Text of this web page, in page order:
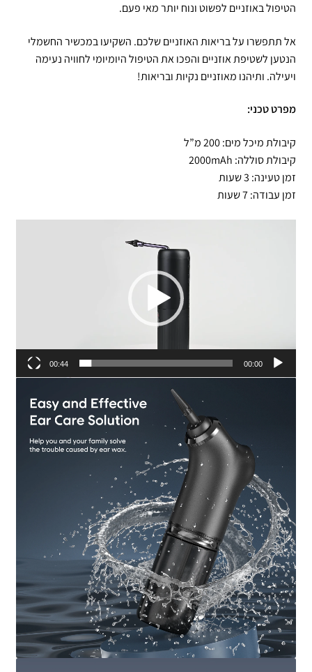
הטיפול באוזניים לפשוט ונוח יותר מאי פעם.
אל תתפשרו על בריאות האוזניים שלכם. השקיעו במכשיר החשמלי
הנטען לשטיפת אוזניים והפכו את הטיפול היומיומי לחוויה נעימה
ויעילה. ותיהנו מאוזניים נקיות ובריאות!
מפרט טכני:
קיבולת מיכל מים: 200 מ”ל
קיבולת סוללה: 2000mAh
זמן טעינה: 3 שעות
זמן עבודה: 7 שעות
00:00
00:44